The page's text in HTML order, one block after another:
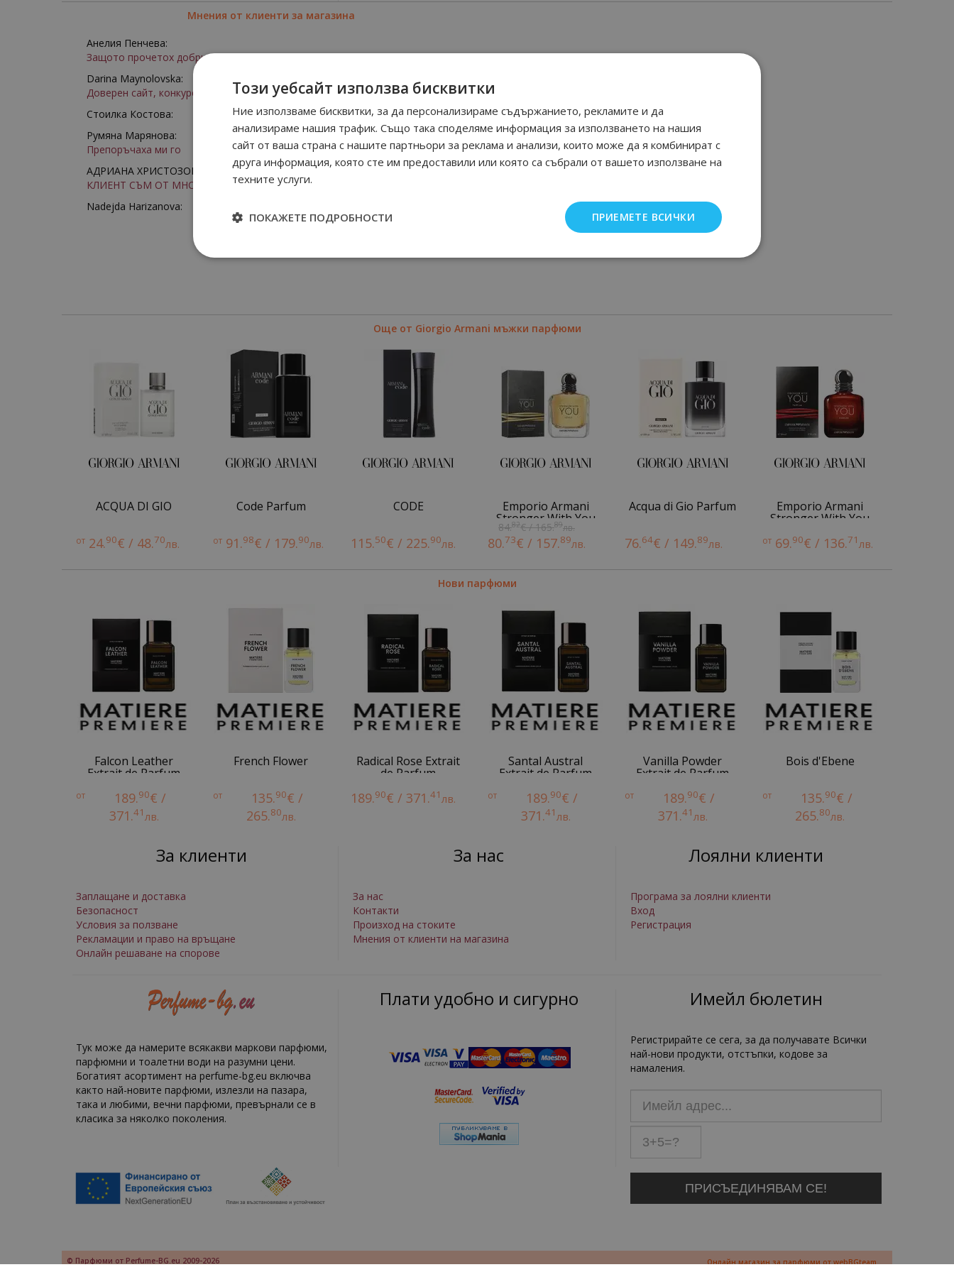
Мнения от клиенти за магазина
Анелия Пенчева:
Защото прочетох добри отзиви
Darina Maynolovska:
Доверен сайт, конкурентни цени, богат избор
Стоилка Костова:
Румяна Марянова:
Препоръчаха ми го
АДРИАНА ХРИСТОЗОВА:
КЛИЕНТ СЪМ ОТ МНОГО ГОДИНИ
Nadejda Harizanova:
Още от Giorgio Armani мъжки парфюми
ACQUA DI GIO
от 24.90€ / 48.70лв.
Code Parfum
от 91.98€ / 179.90лв.
CODE
115.50€ / 225.90лв.
Emporio Armani
Stronger With You
Only
84.82€ / 165.89лв.
80.73€ / 157.89лв.
Acqua di Gio Parfum
76.64€ / 149.89лв.
Emporio Armani
Stronger With You
от 69.90€ / 136.71лв.
Нови парфюми
Falcon Leather
Extrait de Parfum
от 189.90€ /
371.41лв.
French Flower
от 135.90€ /
265.80лв.
Radical Rose Extrait
de Parfum
189.90€ / 371.41лв.
Santal Austral
Extrait de Parfum
от 189.90€ /
371.41лв.
Vanilla Powder
Extrait de Parfum
от 189.90€ /
371.41лв.
Bois d'Ebene
от 135.90€ /
265.80лв.
За клиенти
Заплащане и доставка
Безопасност
Условия за ползване
Рекламации и право на връщане
Онлайн решаване на спорове
За нас
За нас
Контакти
Произход на стоките
Мнения от клиенти на магазина
Лоялни клиенти
Програма за лоялни клиенти
Вход
Регистрация
Тук може да намерите всякакви маркови парфюми,
парфюмни и тоалетни води на разумни цени.
Богатият асортимент на perfume-bg.eu включва
както най-новите парфюми, излезли на пазара,
така и любими, вечни парфюми, превърнали се в
класика за няколко поколения.
Плати удобно и сигурно Имейл бюлетин
Регистрирайте се сега, за да получавате Всички
най-нови продукти, отстъпки, кодове за
намаления.
© Парфюми от Perfume-BG.eu 2009-2026 Онлайн магазин за парфюми от webBGteam
Този уебсайт използва бисквитки
Ние използваме бисквитки, за да персонализираме съдържанието, рекламите и да
анализираме нашия трафик. Също така споделяме информация за използването на нашия
сайт от ваша страна с нашите партньори за реклама и анализи, които може да я комбинират с
друга информация, която сте им предоставили или която са събрали от вашето използване на
техните услуги.
ПРИЕМЕТЕ ВСИЧКИ
ПОКАЖЕТЕ ПОДРОБНОСТИ